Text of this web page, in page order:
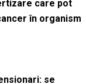
care pot
în organism
se